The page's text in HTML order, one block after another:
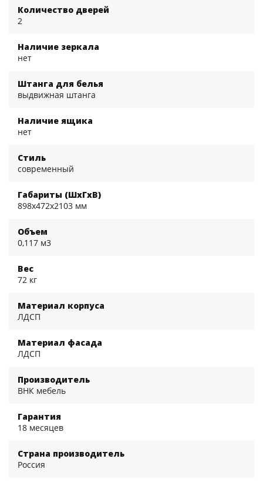
Количество дверей
2
Наличие зеркала
нет
Штанга для белья
выдвижная штанга
Наличие ящика
нет
Стиль
современный
Габариты (ШхГхВ)
898x472x2103 мм
Объем
0,117 м3
Вес
72 кг
Материал корпуса
ЛДСП
Материал фасада
ЛДСП
Производитель
ВНК мебель
Гарантия
18 месяцев
Страна производитель
Россия